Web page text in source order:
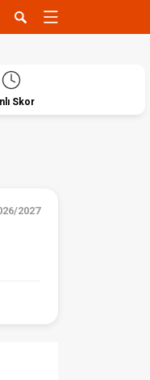
Skor
2027